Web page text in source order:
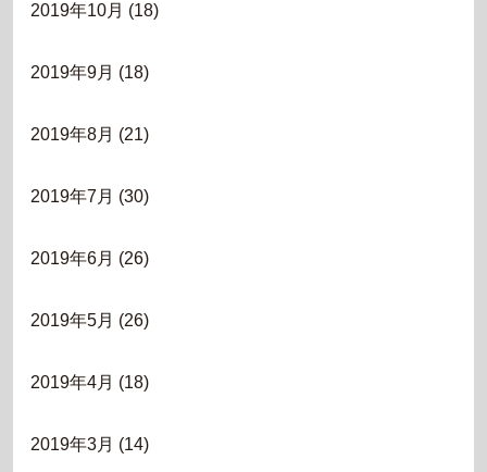
2019年10月 (18)
2019年9月 (18)
2019年8月 (21)
2019年7月 (30)
2019年6月 (26)
2019年5月 (26)
2019年4月 (18)
2019年3月 (14)